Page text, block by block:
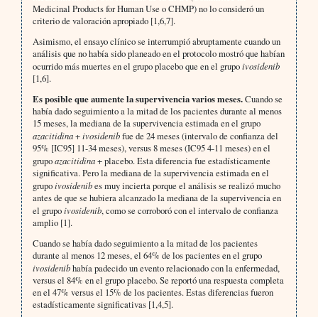
Medicinal Products for Human Use o CHMP) no lo consideró un
criterio de valoración apropiado [1,6,7].
Asimismo, el ensayo clínico se interrumpió abruptamente cuando un
análisis que no había sido planeado en el protocolo mostró que habían
ocurrido más muertes en el grupo placebo que en el grupoivosidenib
[1,6].
Es posible que aumente la supervivencia varios meses.Cuando se
había dado seguimiento a la mitad de los pacientes durante al menos
15 meses, la mediana de la supervivencia estimada en el grupo
azacitidina+ivosidenibfue de 24 meses (intervalo de confianza del
95% [IC95] 11-34 meses), versus 8 meses (IC95 4-11 meses) en el
grupoazacitidina+ placebo. Esta diferencia fue estadísticamente
significativa. Pero la mediana de la supervivencia estimada en el
grupoivosidenibes muy incierta porque el análisis se realizó mucho
antes de que se hubiera alcanzado la mediana de la supervivencia en
el grupoivosidenib, como se corroboró con el intervalo de confianza
amplio [1].
Cuando se había dado seguimiento a la mitad de los pacientes
durante al menos 12 meses, el 64% de los pacientes en el grupo
ivosidenibhabía padecido un evento relacionado con la enfermedad,
versus el 84% en el grupo placebo. Se reportó una respuesta completa
en el 47% versus el 15% de los pacientes. Estas diferencias fueron
estadísticamente significativas [1,4,5].